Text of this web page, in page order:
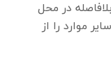
بلافاصله در محل
موارد را از